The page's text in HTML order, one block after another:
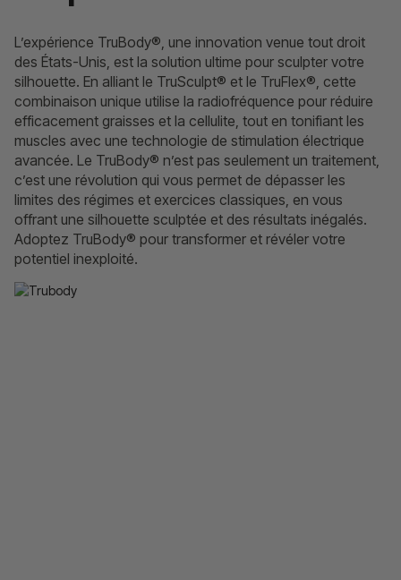
L’expérience TruBody®, une innovation venue tout droit
des États-Unis, est la solution ultime pour sculpter votre
silhouette. En alliant le TruSculpt® et le TruFlex®, cette
combinaison unique utilise la radiofréquence pour réduire
efficacement graisses et la cellulite, tout en tonifiant les
muscles avec une technologie de stimulation électrique
avancée. Le TruBody® n’est pas seulement un traitement,
c’est une révolution qui vous permet de dépasser les
limites des régimes et exercices classiques, en vous
offrant une silhouette sculptée et des résultats inégalés.
Adoptez TruBody® pour transformer et révéler votre
potentiel inexploité.